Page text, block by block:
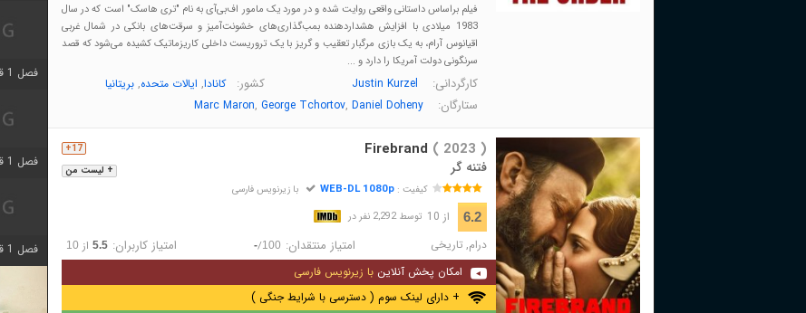
فیلم براساس داستانی واقعی روایت شده و در مورد یک مامور اف‌بی‌آی به نام "تری هاسک" است که در سال
1983 میلادی با افزایش هشداردهنده بمب‌گذاری‌های خشونت‌آمیز و سرقت‌های بانکی در شمال غربی
اقیانوس آرام، به یک بازی مرگبار تعقیب و گریز با یک تروریست داخلی کاریزماتیک کشیده می‌شود که قصد
سرنگونی دولت آمریکا را دارد و ...
کارگردانی: Justin Kurzel کشور:کانادا, ایالات متحده, بریتانیا
ستارگان: Marc Maron, George Tchortov, Daniel Doheny
+ لیست من
17+ Firebrand ( 2023 )
فتنه گر
کیفیت :WEB-DL 1080p با زیرنویس فارسی
6.2 از 10 توسط 2,292 نفر در
درام, تاریخی امتیاز منتقدان: -/100 امتیاز کاربران: 5.5 از 10
امکان پخش آنلاین با زیرنویس فارسی
+ دارای لینک سوم ( دسترسی با شرایط جنگی )
فصل 1 قسمت 5 اضافه شد
فصل 1 قسمت 2 اضافه شد
فصل 1 قسمت 8 اضافه شد